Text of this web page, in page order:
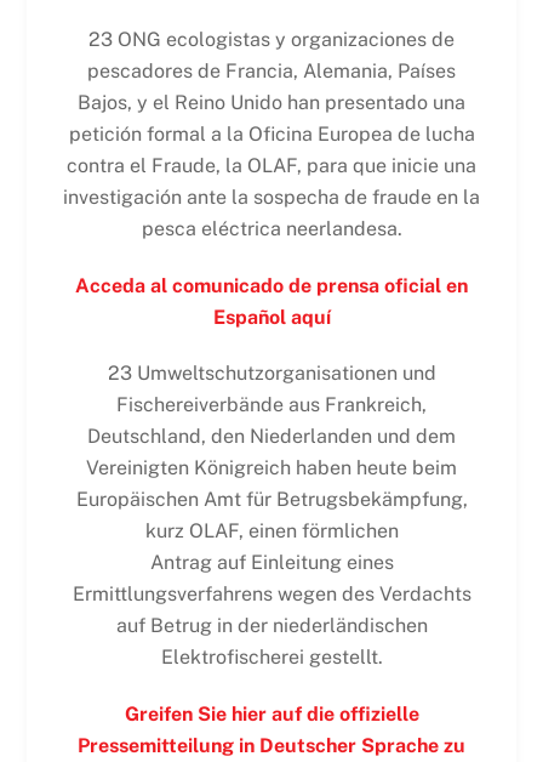
23 ONG ecologistas y organizaciones de
pescadores de Francia, Alemania, Países
Bajos, y el Reino Unido han presentado una
petición formal a la Oficina Europea de lucha
contra el Fraude, la OLAF, para que inicie una
investigación ante la sospecha de fraude en la
pesca eléctrica neerlandesa.
Acceda al comunicado de prensa oficial en
Español aquí
23 Umweltschutzorganisationen und
Fischereiverbände aus Frankreich,
Deutschland, den Niederlanden und dem
Vereinigten Königreich haben heute beim
Europäischen Amt für Betrugsbekämpfung,
kurz OLAF, einen förmlichen
Antrag auf Einleitung eines
Ermittlungsverfahrens wegen des Verdachts
auf Betrug in der niederländischen
Elektrofischerei gestellt.
Greifen Sie hier auf die offizielle
Pressemitteilung in Deutscher Sprache zu